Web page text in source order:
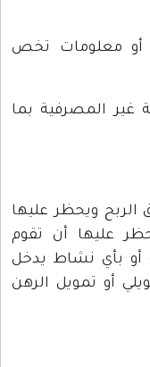
أو معلومات تخص
غير المصرفية بما
ويحظر عليها
عليها أن تقوم
أو بأي نشاط يدخل
أو تمويل الرهن